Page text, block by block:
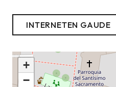
INTERNETEN GAUDE
+
−